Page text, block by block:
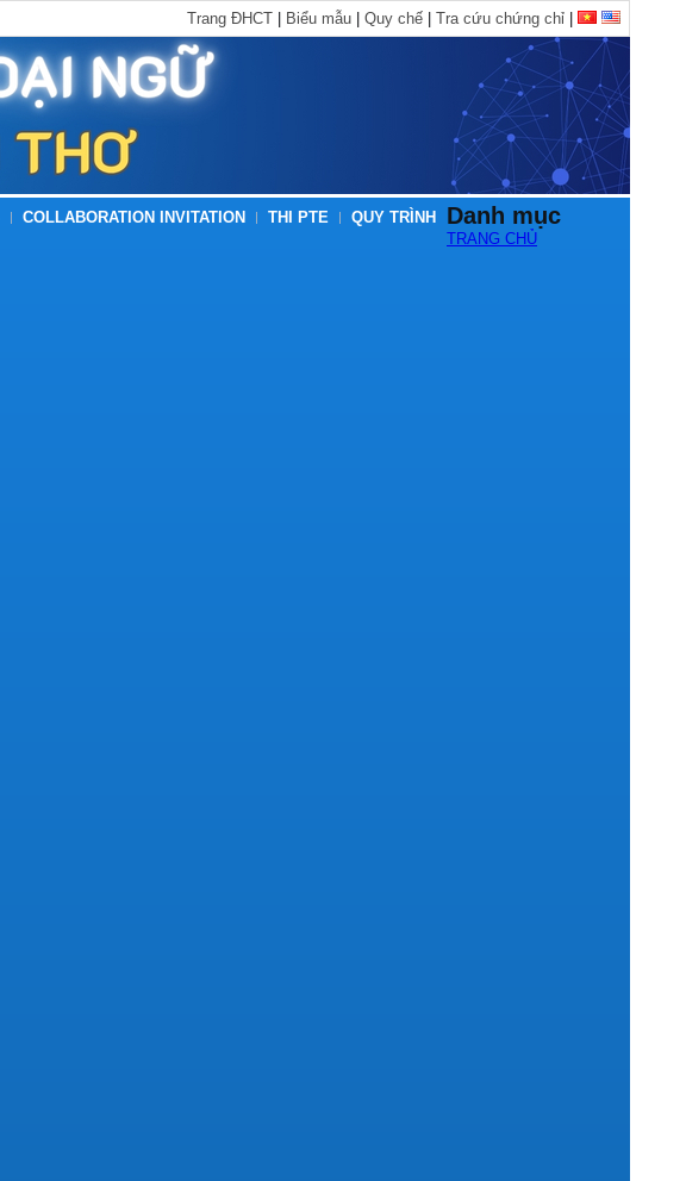
Trang ĐHCT Biểu mẫu Quy chế Tra cứu chứng chỉ
COLLABORATION INVITATION THI PTE QUY TRÌNH Danh mục
TRANG CHỦ